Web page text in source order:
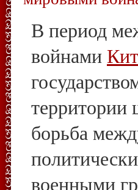
В период
войнами
территории
борьба
военными